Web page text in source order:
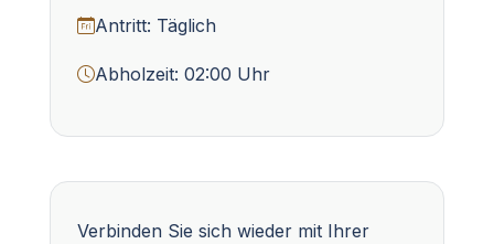
Antritt: Täglich
Abholzeit: 02:00 Uhr
Verbinden Sie sich wieder mit Ihrer